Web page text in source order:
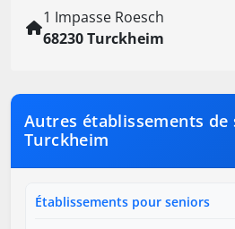
1 Impasse Roesch
68230 Turckheim
Autres établissements de
Turckheim
Établissements pour seniors